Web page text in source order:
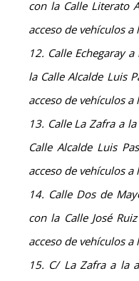
con la Calle Literato
acceso de vehículos a
12. Calle Echegaray
la Calle Alcalde Luis
acceso de vehículos a
13. Calle La Zafra a
Calle Alcalde Luis
acceso de vehículos a
14. Calle Dos de
con la Calle José
acceso de vehículos a
15. C/ La Zafra a la